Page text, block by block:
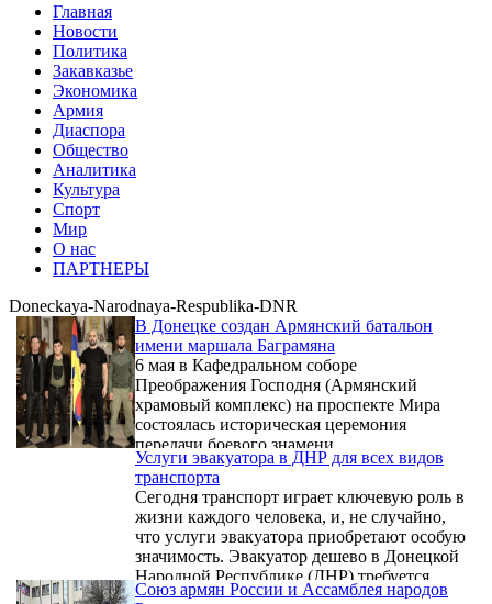
Главная
Новости
Политика
Закавказье
Экономика
Армия
Диаспора
Общество
Аналитика
Культура
Спорт
Мир
О нас
ПАРТНЕРЫ
Doneckaya-Narodnaya-Respublika-DNR
В Донецке создан Армянский батальон
имени маршала Баграмяна
6 мая в Кафедральном соборе
Преображения Господня (Армянский
храмовый комплекс) на проспекте Мира
состоялась историческая церемония
передачи боевого знамени.
Услуги эвакуатора в ДНР для всех видов
транспорта
Сегодня транспорт играет ключевую роль в
жизни каждого человека, и, не случайно,
что услуги эвакуатора приобретают особую
значимость. Эвакуатор дешево в Донецкой
Народной Республике (ДНР) требуется
практически ежедневно. Независимо от
Союз армян России и Ассамблея народов